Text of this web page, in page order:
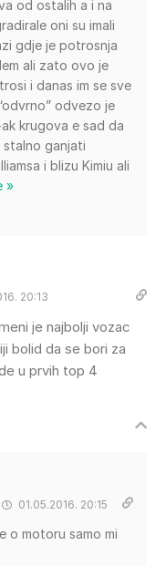
od ostalih a i na
oni su imali
gdje je potrosnja
ali zato ovo je
i danas im se sve
odvezo je
krugova e sad da
stalno ganjati
i blizu Kimiu ali
»
20:13
je najbolji vozac
bolid da se bori za
u prvih top 4
01.05.2016. 20:15
o motoru samo mi